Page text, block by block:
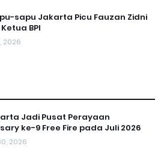
sapu Jakarta Picu Fauzan Zidni
BPI
2026
Jadi Pusat Perayaan
ke-9 Free Fire pada Juli 2026
2026